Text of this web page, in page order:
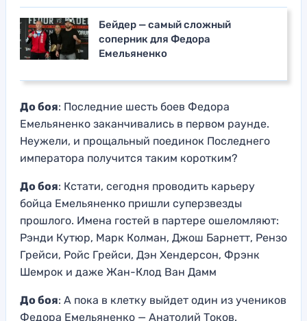
Бейдер — самый сложный
соперник для Федора
Емельяненко
До боя: Последние шесть боев Федора
Емельяненко заканчивались в первом раунде.
Неужели, и прощальный поединок Последнего
императора получится таким коротким?
До боя: Кстати, сегодня проводить карьеру
бойца Емельяненко пришли суперзвезды
прошлого. Имена гостей в партере ошеломляют:
Рэнди Кутюр, Марк Колман, Джош Барнетт, Рензо
Грейси, Ройс Грейси, Дэн Хендерсон, Фрэнк
Шемрок и даже Жан-Клод Ван Дамм
До боя: А пока в клетку выйдет один из учеников
Федора Емельяненко — Анатолий Токов.